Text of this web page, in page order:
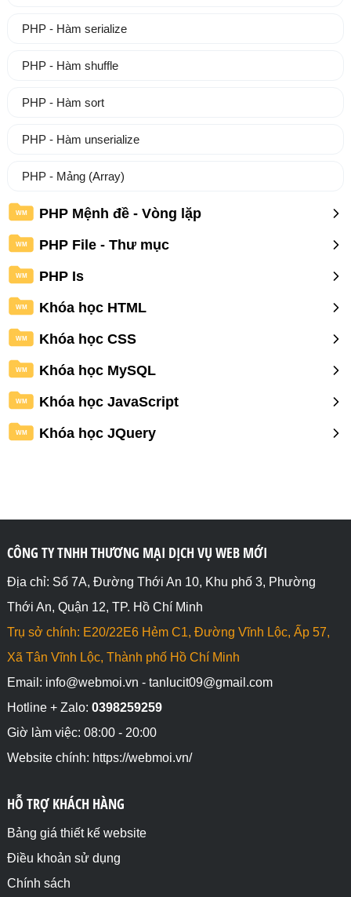
PHP - Hàm serialize
PHP - Hàm shuffle
PHP - Hàm sort
PHP - Hàm unserialize
PHP - Mảng (Array)
WM PHP Mệnh đề - Vòng lặp
WM PHP File - Thư mục
WM PHP Is
WM Khóa học HTML
WM Khóa học CSS
WM Khóa học MySQL
WM Khóa học JavaScript
WM Khóa học JQuery
CÔNG TY TNHH THƯƠNG MẠI DỊCH VỤ WEB MỚI
Địa chỉ: Số 7A, Đường Thới An 10, Khu phố 3, Phường
Thới An, Quận 12, TP. Hồ Chí Minh
Trụ sở chính: E20/22E6 Hẻm C1, Đường Vĩnh Lộc, Ấp 57,
Xã Tân Vĩnh Lộc, Thành phố Hồ Chí Minh
Email: info@webmoi.vn - tanlucit09@gmail.com
Hotline + Zalo: 0398259259
Giờ làm việc: 08:00 - 20:00
Website chính: https://webmoi.vn/
HỖ TRỢ KHÁCH HÀNG
Bảng giá thiết kế website
Điều khoản sử dụng
Chính sách